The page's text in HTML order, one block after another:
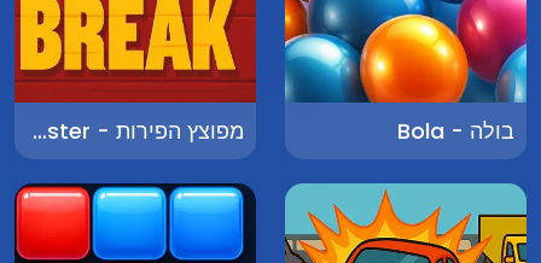
בולה - Bola מפוצץ הפירות - Fruit Blaster